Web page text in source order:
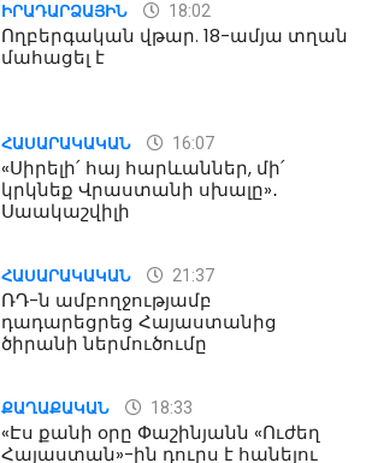
ԻՐԱԴԱՐՁԱՅԻՆ 18:02
Ողբերգական վթար. 18-ամյա տղան
մահացել է
ՀԱՍԱՐԱԿԱԿԱՆ 16:07
«Սիրելի՛ հայ հարևաններ, մի՛
կրկնեք Վրաստանի սխալը»․
Սաակաշվիլի
ՀԱՍԱՐԱԿԱԿԱՆ 21:37
ՌԴ-ն ամբողջությամբ
դադարեցրեց Հայաստանից
ծիրանի ներմուծումը
ՔԱՂԱՔԱԿԱՆ 18:33
«Էս քանի օրը Փաշինյանն «Ուժեղ
Հայաստան»-ին դուրս է հանելու